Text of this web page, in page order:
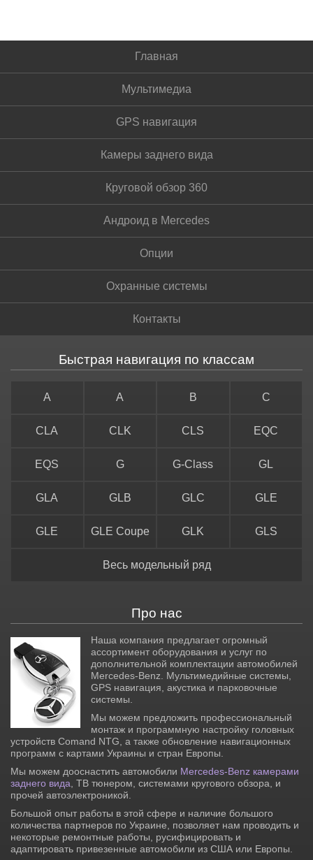
Главная
Мультимедиа
GPS навигация
Камеры заднего вида
Круговой обзор 360
Андроид в Mercedes
Опции
Охранные системы
Контакты
Быстрая навигация по классам
A A B C
CLA CLK CLS EQC
EQS G G-Class GL
GLA GLB GLC GLE
GLE GLE Coupe GLK GLS
Весь модельный ряд
Про нас
Наша компания предлагает огромный
ассортимент оборудования и услуг по
дополнительной комплектации автомобилей
Mercedes-Benz. Мультимедийные системы,
GPS навигация, акустика и парковочные
системы.
Мы можем предложить профессиональный
монтаж и программную настройку головных
устройств Comand NTG, а также обновление навигационных
программ с картами Украины и стран Европы.
Мы можем дооснастить автомобили Mercedes-Benz камерами
заднего вида , ТВ тюнером, системами кругового обзора, и
прочей автоэлектроникой.
Большой опыт работы в этой сфере и наличие большого
количества партнеров по Украине, позволяет нам проводить и
некоторые ремонтные работы, русифицировать и
адаптировать привезенные автомобили из США или Европы.